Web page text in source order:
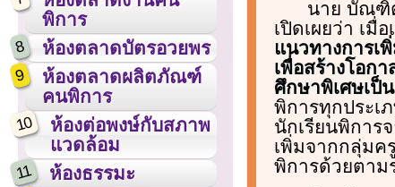
พิการ
8 ห้องตลาดบัตรอวยพร
9
ห้องตลาดผลิตภัณฑ์
คนพิการ
10
ห้องต่อพงษ์กับสภาพ
แวดล้อม
11 ห้องธรรมะ
นาย บัณฑิ
เปิดเผยว่า เมื่
แนวทางการเ
เพื่อสร้างโอก
ศึกษาพิเศษเป็
พิการทุกประเ
นักเรียนพิการ
เพิ่มจากกลุ่มค
พิการด้วยตาม